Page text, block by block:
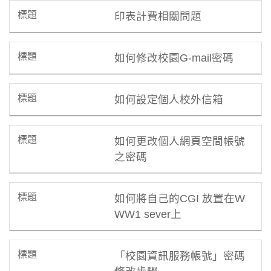
印表計費相關問題
如何修改校園G-mail密碼
如何設定個人校外信箱
如何更改個人網頁空間帳號
之密碼
如何將自己的CGI 放置在W
WW1 sever上
「校園資訊服務帳號」密碼